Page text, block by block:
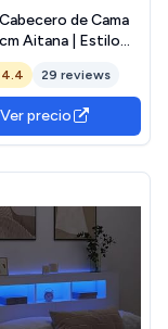
de Cama
Aitana | Estilo
| Incluye Herrajes
| Compatible
de Noche |
Cama de 150 cm |
| Taupe
4.4 29 reviews
Ver precio